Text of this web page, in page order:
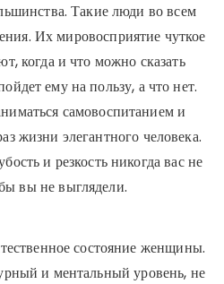
Такие люди во всем
Их мировосприятие чуткое
когда и что можно сказать
ему на пользу, а что нет.
самовоспитанием и
жизни элегантного человека.
и резкость никогда вас не
вы не выглядели.
состояние женщины.
и ментальный уровень, не